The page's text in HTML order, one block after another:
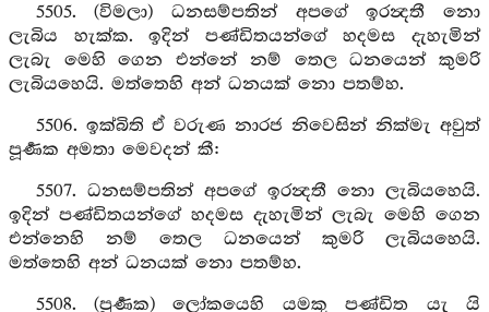
5505. (විමලා) ධනසම්පතින් අපගේ ඉරන්‍දතී නො
ලැබිය හැක්ක. ඉදින් පණ්ඩිතයන්ගේ හදමස දැහැමින්
ලැබැ මෙහි ගෙන එන්නේ නම් තෙල ධනයෙන් කුමරි
ලැබියහෙයි. මත්තෙහි අන් ධනයක් නො පතම්හ.
5506. ඉක්බිති ඒ වරුණ නාරජ නිවෙසින් නික්මැ අවුත්
පූර්‍ණක අමතා මෙවදන් කී:
5507. ධනසම්පතින් අපගේ ඉරන්‍දතී නො ලැබියහෙයි.
ඉදින් පණ්ඩිතයන්ගේ හදමස දැහැමින් ලැබැ මෙහි ගෙන
එන්නෙහි නම් තෙල ධනයෙන් කුමරි ලැබියහෙයි.
මත්තෙහි අන් ධනයක් නො පතම්හ.
5508. (පූර්‍ණක) ලෝකයෙහි යමකු පණ්ඩිත යැ යි